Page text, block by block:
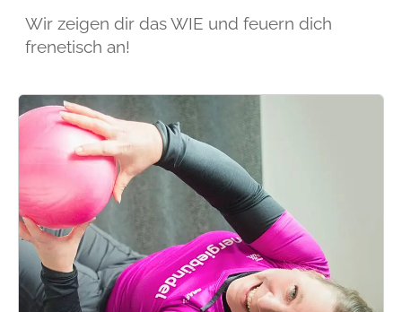
Wir zeigen dir das WIE und feuern dich
frenetisch an!